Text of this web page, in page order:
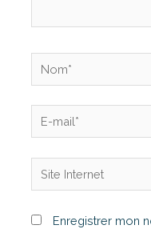
Enregistrer mon